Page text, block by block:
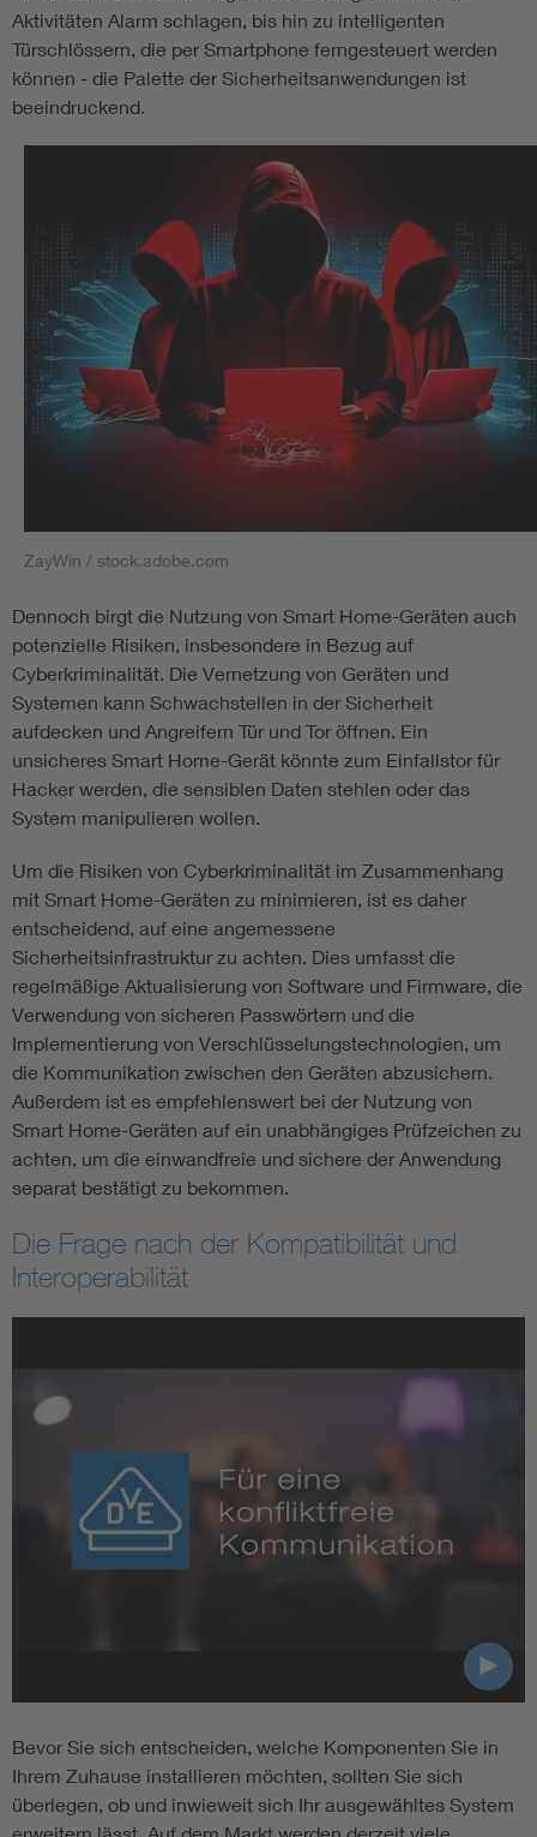
Aktivitäten Alarm schlagen, bis hin zu intelligenten
Türschlössern, die per Smartphone ferngesteuert werden
können - die Palette der Sicherheitsanwendungen ist
beeindruckend.
ZayWin / stock.adobe.com
Dennoch birgt die Nutzung von Smart Home-Geräten auch
potenzielle Risiken, insbesondere in Bezug auf
Cyberkriminalität. Die Vernetzung von Geräten und
Systemen kann Schwachstellen in der Sicherheit
aufdecken und Angreifern Tür und Tor öffnen. Ein
unsicheres Smart Home-Gerät könnte zum Einfallstor für
Hacker werden, die sensiblen Daten stehlen oder das
System manipulieren wollen.
Um die Risiken von Cyberkriminalität im Zusammenhang
mit Smart Home-Geräten zu minimieren, ist es daher
entscheidend, auf eine angemessene
Sicherheitsinfrastruktur zu achten. Dies umfasst die
regelmäßige Aktualisierung von Software und Firmware, die
Verwendung von sicheren Passwörtern und die
Implementierung von Verschlüsselungstechnologien, um
die Kommunikation zwischen den Geräten abzusichern.
Außerdem ist es empfehlenswert bei der Nutzung von
Smart Home-Geräten auf ein unabhängiges Prüfzeichen zu
achten, um die einwandfreie und sichere der Anwendung
separat bestätigt zu bekommen.
Die Frage nach der Kompatibilität und
Interoperabilität
Bevor Sie sich entscheiden, welche Komponenten Sie in
Ihrem Zuhause installieren möchten, sollten Sie sich
überlegen, ob und inwieweit sich Ihr ausgewähltes System